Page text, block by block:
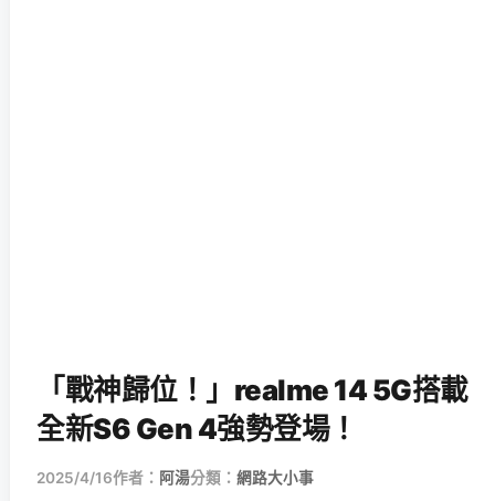
「戰神歸位！」realme 14 5G搭載
全新S6 Gen 4強勢登場！
2025/4/16作者： 阿湯分類： 網路大小事